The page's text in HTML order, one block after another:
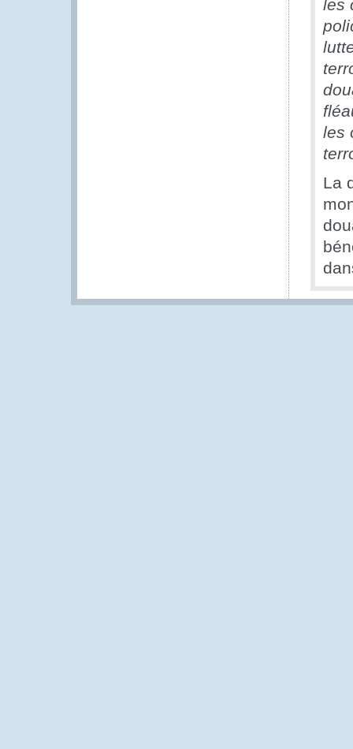
les
les
La